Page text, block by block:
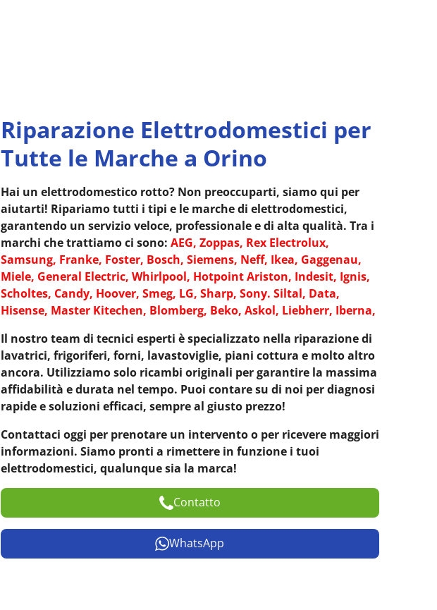
Riparazione Elettrodomestici per
Tutte le Marche a Orino
Hai un elettrodomestico rotto? Non preoccuparti, siamo qui per
aiutarti! Ripariamo tutti i tipi e le marche di elettrodomestici,
garantendo un servizio veloce, professionale e di alta qualità. Tra i
marchi che trattiamo ci sono: AEG, Zoppas, Rex Electrolux,
Samsung, Franke, Foster, Bosch, Siemens, Neff, Ikea, Gaggenau,
Miele, General Electric, Whirlpool, Hotpoint Ariston, Indesit, Ignis,
Scholtes, Candy, Hoover, Smeg, LG, Sharp, Sony. Siltal, Data,
Hisense, Master Kitechen, Blomberg, Beko, Askol, Liebherr, Iberna,
Il nostro team di tecnici esperti è specializzato nella riparazione di
lavatrici, frigoriferi, forni, lavastoviglie, piani cottura e molto altro
ancora. Utilizziamo solo ricambi originali per garantire la massima
affidabilità e durata nel tempo. Puoi contare su di noi per diagnosi
rapide e soluzioni efficaci, sempre al giusto prezzo!
Contattaci oggi per prenotare un intervento o per ricevere maggiori
informazioni. Siamo pronti a rimettere in funzione i tuoi
elettrodomestici, qualunque sia la marca!
Contatto
WhatsApp